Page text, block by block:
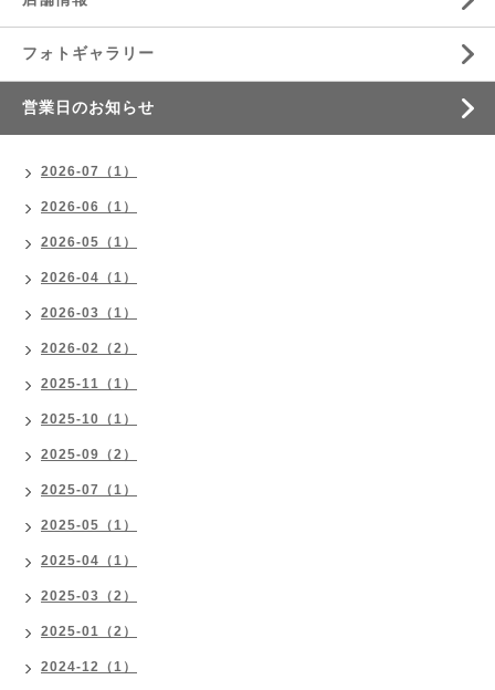
フォトギャラリー
営業日のお知らせ
2026-07（1）
2026-06（1）
2026-05（1）
2026-04（1）
2026-03（1）
2026-02（2）
2025-11（1）
2025-10（1）
2025-09（2）
2025-07（1）
2025-05（1）
2025-04（1）
2025-03（2）
2025-01（2）
2024-12（1）